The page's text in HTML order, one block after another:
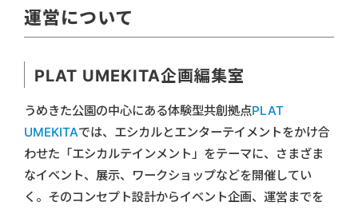
運営について
PLAT UMEKITA企画編集室
うめきた公園の中心にある体験型共創拠点PLAT
UMEKITAでは、エシカルとエンターテイメントをかけ合
わせた「エシカルテインメント」をテーマに、さまざま
なイベント、展示、ワークショップなどを開催してい
く。そのコンセプト設計からイベント企画、運営までを